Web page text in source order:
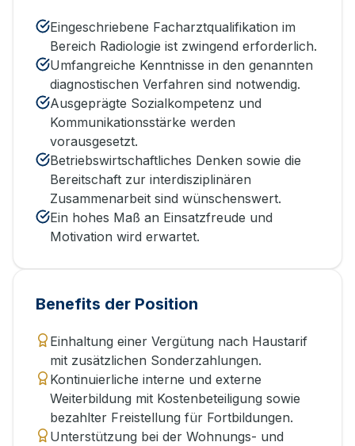
Eingeschriebene Facharztqualifikation im
Bereich Radiologie ist zwingend erforderlich.
Umfangreiche Kenntnisse in den genannten
diagnostischen Verfahren sind notwendig.
Ausgeprägte Sozialkompetenz und
Kommunikationsstärke werden
vorausgesetzt.
Betriebswirtschaftliches Denken sowie die
Bereitschaft zur interdisziplinären
Zusammenarbeit sind wünschenswert.
Ein hohes Maß an Einsatzfreude und
Motivation wird erwartet.
Benefits der Position
Einhaltung einer Vergütung nach Haustarif
mit zusätzlichen Sonderzahlungen.
Kontinuierliche interne und externe
Weiterbildung mit Kostenbeteiligung sowie
bezahlter Freistellung für Fortbildungen.
Unterstützung bei der Wohnungs- und